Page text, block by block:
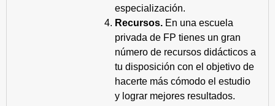
especialización.
Recursos. En una escuela
privada de FP tienes un gran
número de recursos didácticos a
tu disposición con el objetivo de
hacerte más cómodo el estudio
y lograr mejores resultados.